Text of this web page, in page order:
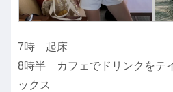
7時 起床
8時半 カフェでドリンクをテ
ックス